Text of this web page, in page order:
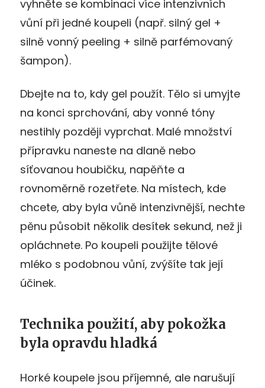
vyhněte se kombinaci více intenzivních
vůní při jedné koupeli (např. silný gel +
silně vonný peeling + silně parfémovaný
šampon).
Dbejte na to, kdy gel použít. Tělo si umyjte
na konci sprchování, aby vonné tóny
nestihly později vyprchat. Malé množství
přípravku naneste na dlaně nebo
síťovanou houbičku, napěňte a
rovnoměrně rozetřete. Na místech, kde
chcete, aby byla vůně intenzivnější, nechte
pěnu působit několik desítek sekund, než ji
opláchnete. Po koupeli použijte tělové
mléko s podobnou vůní, zvýšíte tak její
účinek.
Technika použití, aby pokožka
byla opravdu hladká
Horké koupele jsou příjemné, ale narušují